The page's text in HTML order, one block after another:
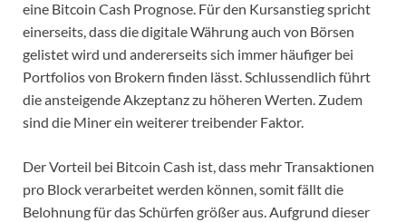
eine Bitcoin Cash Prognose. Für den Kursanstieg spricht
einerseits, dass die digitale Währung auch von Börsen
gelistet wird und andererseits sich immer häufiger bei
Portfolios von Brokern finden lässt. Schlussendlich führt
die ansteigende Akzeptanz zu höheren Werten. Zudem
sind die Miner ein weiterer treibender Faktor.
Der Vorteil bei Bitcoin Cash ist, dass mehr Transaktionen
pro Block verarbeitet werden können, somit fällt die
Belohnung für das Schürfen größer aus. Aufgrund dieser